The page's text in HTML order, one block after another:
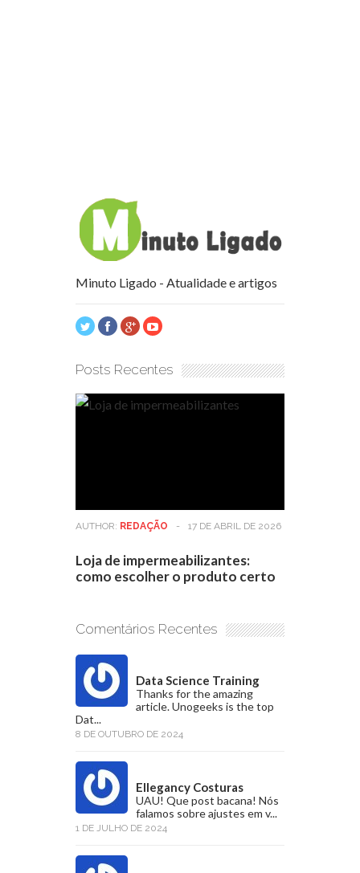
Minuto Ligado - Atualidade e artigos
Posts Recentes
AUTHOR: REDAÇÃO - 17 DE ABRIL DE 2026
Loja de impermeabilizantes:
como escolher o produto certo
Comentários Recentes
Data Science Training
Thanks for the amazing
article. Unogeeks is the top
Dat...
8 DE OUTUBRO DE 2024
Ellegancy Costuras
UAU! Que post bacana! Nós
falamos sobre ajustes em v...
1 DE JULHO DE 2024